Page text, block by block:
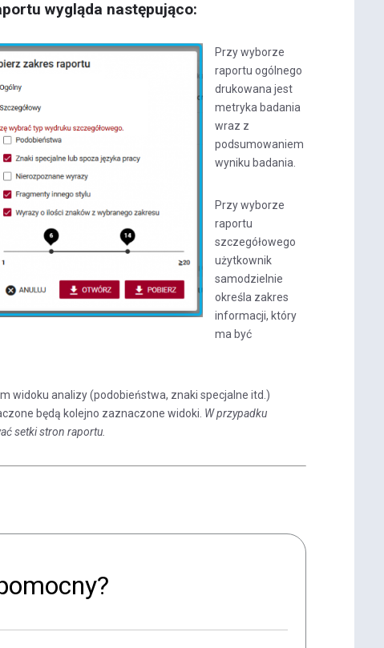
wygląda następująco:
Przy wyborze
raportu ogólnego
drukowana jest
metryka badania
wraz z
podsumowaniem
wyniku badania.
Przy wyborze
raportu
szczegółowego
użytkownik
samodzielnie
określa zakres
informacji, który
ma być
widoku analizy (podobieństwa, znaki specjalne itd.)
będą kolejno zaznaczone widoki. W przypadku
setki stron raportu.